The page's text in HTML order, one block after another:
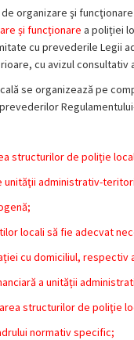
de organizare şi
și funcționare a poliției
cu prevederile Legii
cu avizul
se organizează pe
structurilor de poliție
unităţii administrativ-
locali să fie adecvat
cu domiciliul,
a unității
structurilor de poliţie
normativ specific;